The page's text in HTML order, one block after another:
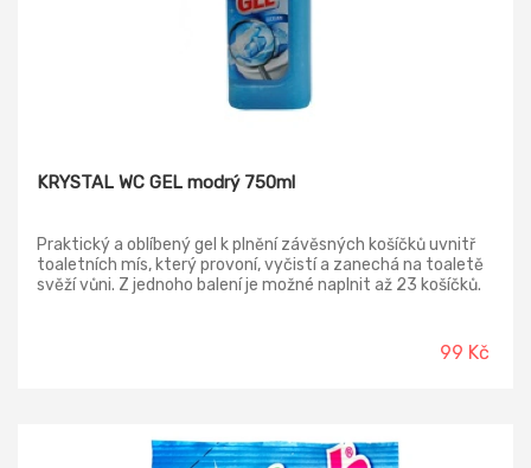
KRYSTAL WC GEL modrý 750ml
Praktický a oblíbený gel k plnění závěsných košíčků uvnitř
toaletních mís, který provoní, vyčistí a zanechá na toaletě
svěží vůni. Z jednoho balení je možné naplnit až 23 košíčků.
99 Kč